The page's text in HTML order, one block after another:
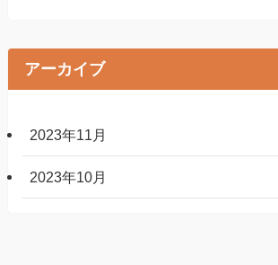
アーカイブ
2023年11月
2023年10月